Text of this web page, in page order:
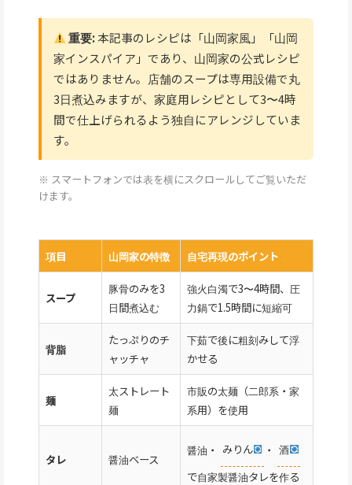
重要:本記事のレシピは「山岡家風」「山岡
家インスパイア」であり、山岡家の公式レシピ
ではありません。店舗のスープは専用設備で丸
3日煮込みますが、家庭用レシピとして3〜4時
間で仕上げられるよう独自にアレンジしていま
す。
※ スマートフォンでは表を横にスクロールしてご覧いただ
けます。
項目 山岡家の特徴 自宅再現のポイント
スープ
豚骨のみを3
日間煮込む
強火白濁で3〜4時間、圧
力鍋で1.5時間に短縮可
背脂
たっぷりのチ
ャッチャ
下茹で後に粗刻みして浮
かせる
麺
太ストレート
麺
市販の太麺（二郎系・家
系用）を使用
タレ 醤油ベース
醤油・ みりん ・ 酒
で自家製醤油タレを作る